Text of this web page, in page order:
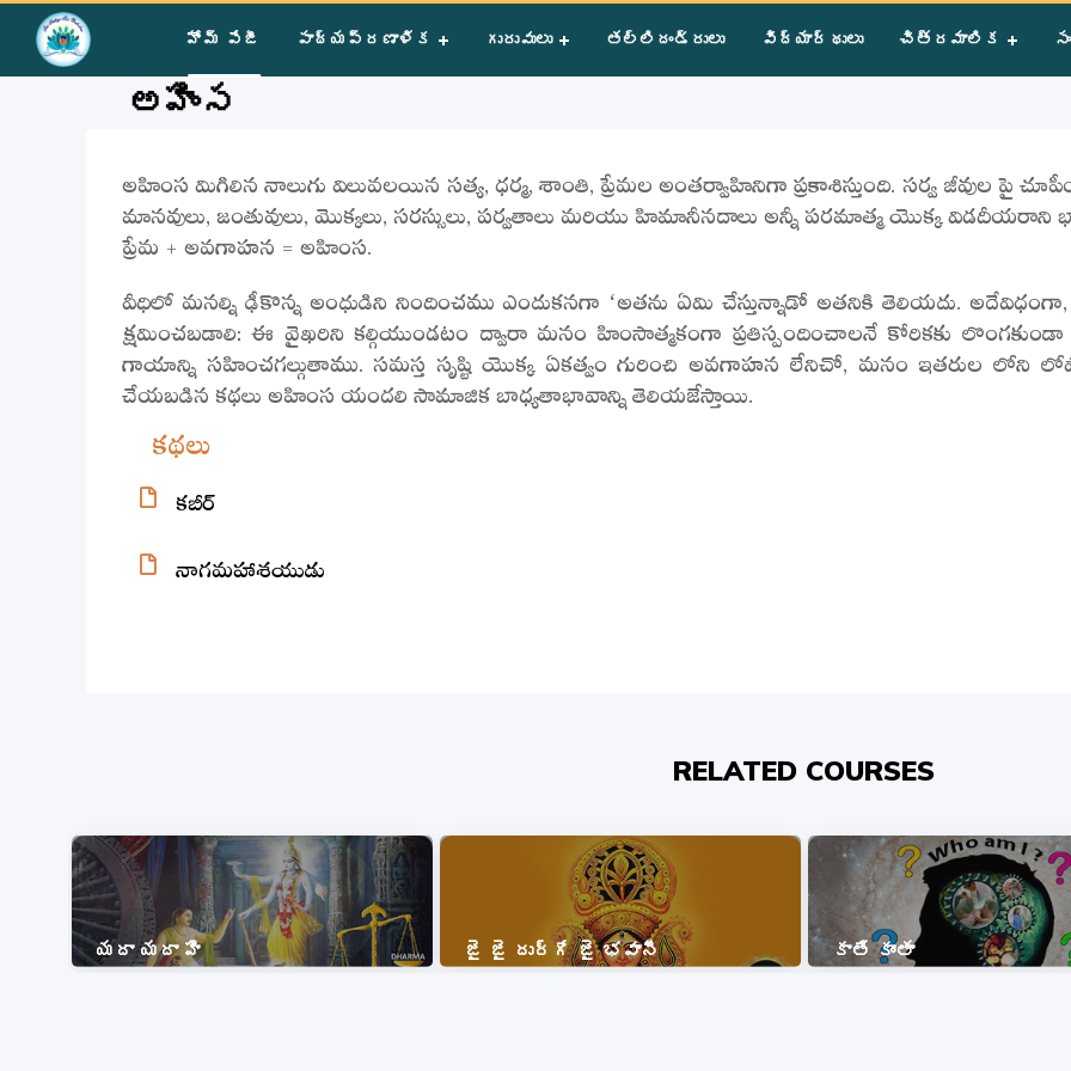
హోమ్ పేజీ పాఠ్యప్రణాళిక గురువులు తల్లిదండ్రులు విద్యార్థులు చిత్రమాలిక
Courses »Group II »Year I » Story Telling అహింస
అహింస
అహింస మిగిలిన నాలుగు విలువలయిన సత్య, ధర్మ, శాంతి, ప్రేమల అంతర్వాహినిగా ప్రకాశిస్తుంది. సర్వ జీవుల పై
మానవులు, జంతువులు, మొక్కలు, సరస్సులు, పర్వతాలు మరియు హిమానీనదాలు అన్నీ పరమాత్మ యొక్క
ప్రేమ + అవగాహన = అహింస.
వీధిలో మనల్ని ఢీకొన్న అంధుడిని నిందించము ఎందుకనగా ‘అతను ఏమి చేస్తున్నాడో అతనికి తెలియదు.
క్షమించబడాలి: ఈ వైఖరిని కల్గియుండటం ద్వారా మనం హింసాత్మకంగా ప్రతిస్పందించాలనే కోరికకు
గాయాన్ని సహించగల్గుతాము. సమస్త సృష్టి యొక్క ఏకత్వం గురించి అవగాహన లేనిచో, మనం ఇతరుల లోని
చేయబడిన కథలు అహింస యందలి సామాజిక బాధ్యతాభావాన్ని తెలియజేస్తాయి.
కథలు
కబీర్
నాగమహాశయుడు
RELATED COURSES
యదా యదా హి జై జై దుర్గే జై భవానీ కాతే కాంతా